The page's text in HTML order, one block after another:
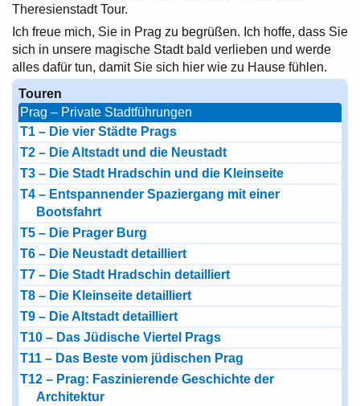
Theresienstadt Tour.
Ich freue mich, Sie in Prag zu begrüßen. Ich hoffe, dass Sie
sich in unsere magische Stadt bald verlieben und werde
alles dafür tun, damit Sie sich hier wie zu Hause fühlen.
Touren
Prag – Private Stadtführungen
T1 – Die vier Städte Prags
T2 – Die Altstadt und die Neustadt
T3 – Die Stadt Hradschin und die Kleinseite
T4 – Entspannender Spaziergang mit einer
Bootsfahrt
T5 – Die Prager Burg
T6 – Die Neustadt detailliert
T7 – Die Stadt Hradschin detailliert
T8 – Die Kleinseite detailliert
T9 – Die Altstadt detailliert
T10 – Das Jüdische Viertel Prags
T11 – Das Beste vom jüdischen Prag
T12 – Prag: Faszinierende Geschichte der
Architektur